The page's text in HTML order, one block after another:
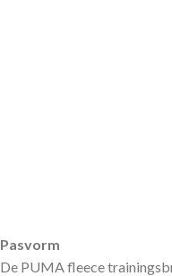
Pasvorm
De PUMA fleece